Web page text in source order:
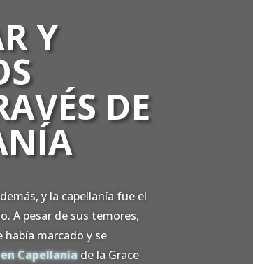
Y
DE
y la capellanía fue el
A pesar de sus temores,
marcado y se
Capellaníade la Grace